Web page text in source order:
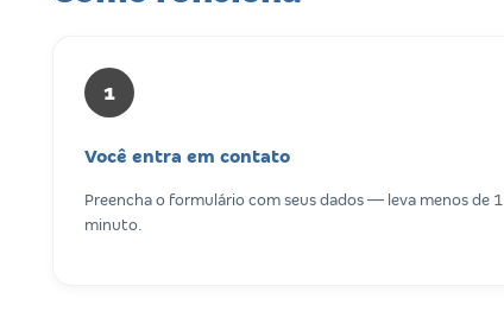
1
Você entra em contato
Preencha o formulário com seus dados — leva menos de 1
minuto.